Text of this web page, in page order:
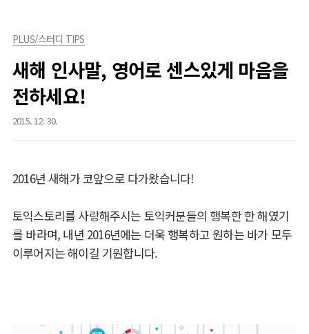
PLUS/스터디 TIPS
새해 인사말, 영어로 센스있게 마음을
전하세요!
2015. 12. 30.
2016년 새해가 코앞으로 다가왔습니다!
토익스토리를 사랑해주시는 토익커분들의 행복한 한 해였기
를 바라며, 내년 2016년에는 더욱 행복하고 원하는 바가 모두
이루어지는 해이길 기원합니다.